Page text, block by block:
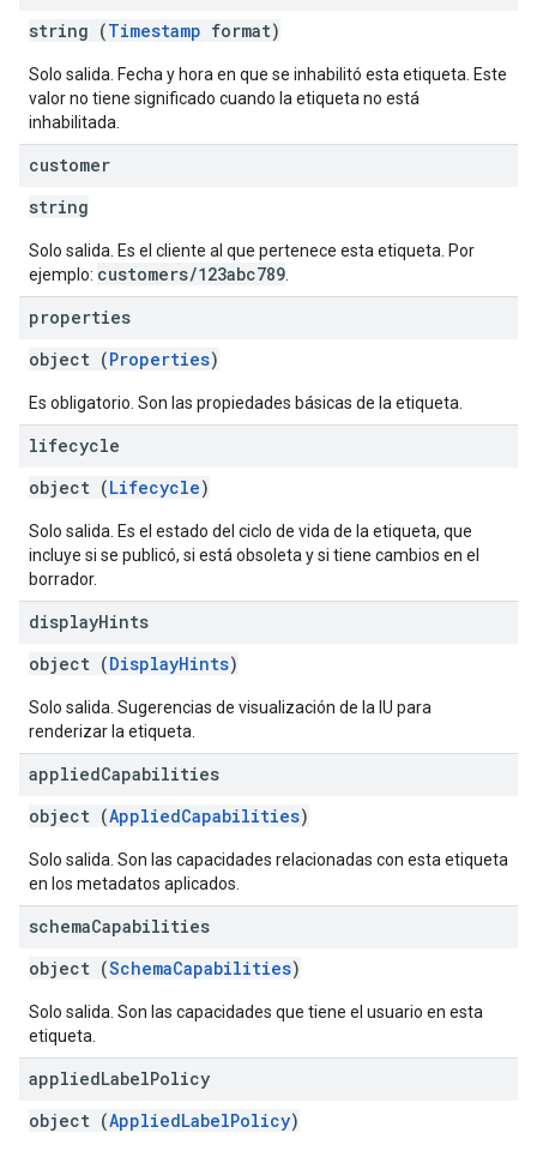
string (Timestamp format)
Solo salida. Fecha y hora en que se inhabilitó esta etiqueta. Este
valor no tiene significado cuando la etiqueta no está
inhabilitada.
customer
string
Solo salida. Es el cliente al que pertenece esta etiqueta. Por
ejemplo: customers/123abc789
properties
object (Properties)
Es obligatorio. Son las propiedades básicas de la etiqueta.
lifecycle
object (Lifecycle)
Solo salida. Es el estado del ciclo de vida de la etiqueta, que
incluye si se publicó, si está obsoleta y si tiene cambios en el
borrador.
displayHints
object (DisplayHints)
Solo salida. Sugerencias de visualización de la IU para
renderizar la etiqueta.
appliedCapabilities
object (AppliedCapabilities)
Solo salida. Son las capacidades relacionadas con esta etiqueta
en los metadatos aplicados.
schemaCapabilities
object (SchemaCapabilities)
Solo salida. Son las capacidades que tiene el usuario en esta
etiqueta.
appliedLabelPolicy
object (AppliedLabelPolicy)